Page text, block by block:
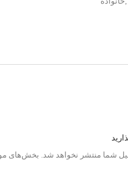
شما منتشر نخواهد شد. بخش‌های